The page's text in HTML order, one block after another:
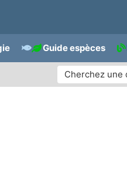
Guide espèces